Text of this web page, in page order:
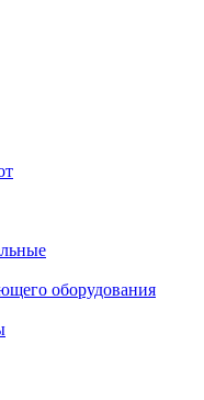
оборудования